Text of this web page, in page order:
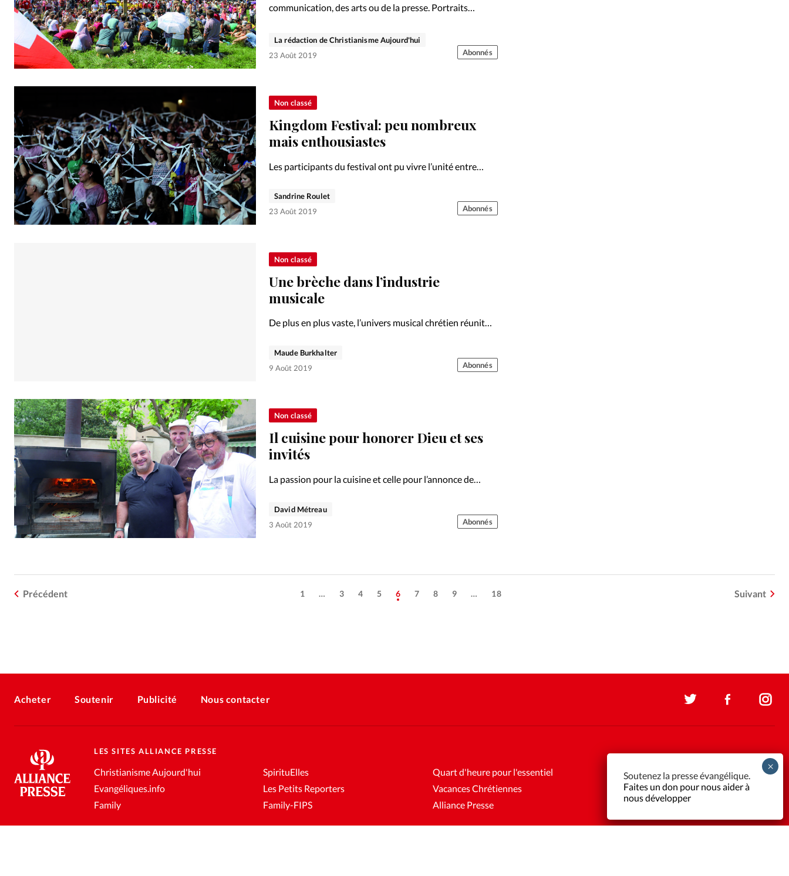
communication, des arts ou de la presse. Portraits
Audrey Pottiez-Reynard, Aminata Badiaga, Angélique
La rédaction de Christianisme Aujourd'hui
23 Août 2019
Abonnés
Non classé
Kingdom Festival: peu nombreux
mais enthousiastes
Les participants du festival ont pu vivre l’unité entre
Photo: Les 1300 participants du dimanche matin ont
élaboré un filet géant symbole de la moisson à venir.
Sandrine Roulet
23 Août 2019
Abonnés
Non classé
Une brèche dans l’industrie
musicale
De plus en plus vaste, l’univers musical chrétien réunit
Daigle. Coup de projecteur.
Maude Burkhalter
9 Août 2019
Abonnés
Non classé
Il cuisine pour honorer Dieu et ses
invités
La passion pour la cuisine et celle pour l’annonce de
équipe cuisinent après le culte. Portrait.
David Métreau
3 Août 2019
Abonnés
Précédent 1 … 3 4 5 6 7 8 9 … 18 Suivant
Acheter Soutenir Publicité Nous contacter
LES SITES ALLIANCE PRESSE
Christianisme Aujourd'hui
Evangéliques.info
Family
SpirituElles
Les Petits Reporters
Family-FIPS
Quart d'heure pour l'essentiel
Vacances Chrétiennes
Alliance Presse
Soutenez la presse évangélique.
Faites un don pour nous aider à
nous développer